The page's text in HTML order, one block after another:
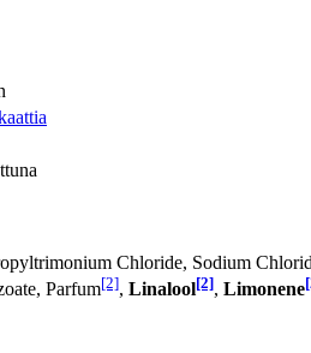
Chloride, Sodium
Parfum[2], Linalool[2], Limonene